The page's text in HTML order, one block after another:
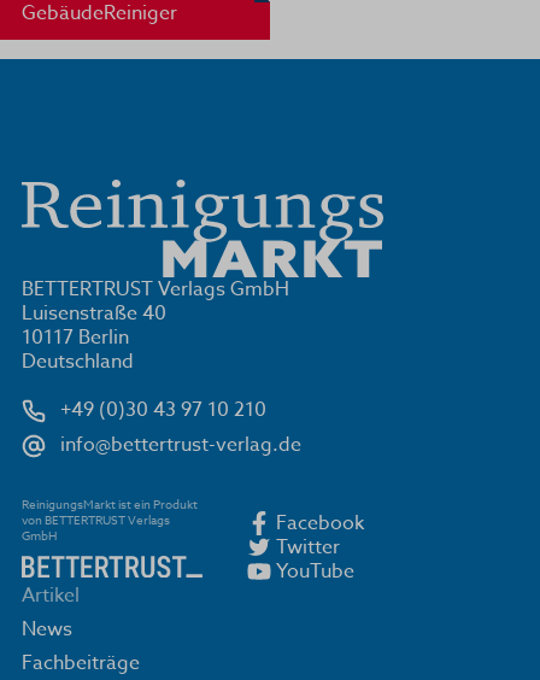
BETTERTRUST Verlags GmbH
Luisenstraße 40
10117 Berlin
Deutschland
+49 (0)30 43 97 10 210
info@bettertrust-verlag.de
ReinigungsMarkt ist ein Produkt
von BETTERTRUST Verlags
GmbH
Facebook
Twitter
YouTube
Artikel
News
Fachbeiträge
GebäudeReiniger